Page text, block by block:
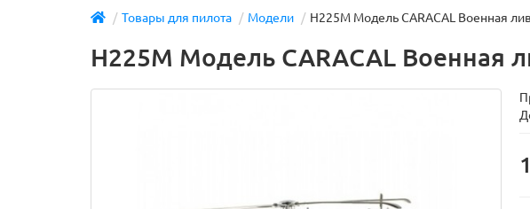
Товары для пилота Модели H225M Модель CARACAL Военная
H225M Модель CARACAL Военная